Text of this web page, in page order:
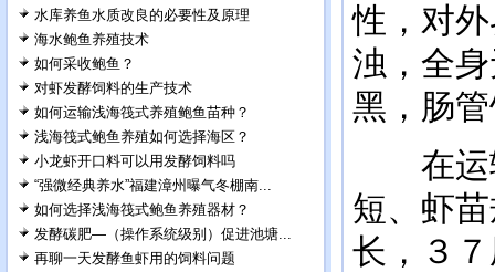
水库养鱼水质改良的必要性及原理
海水鲍鱼养殖技术
如何采收鲍鱼？
对虾发酵饲料的生产技术
如何运输浅海筏式养殖鲍鱼苗种？
浅海筏式鲍鱼养殖如何选择海区？
小龙虾开口料可以用发酵饲料吗
“强微经典养水”福建漳州曝气冬棚南...
如何选择浅海筏式鲍鱼养殖器材？
发酵碳肥—（操作系统级别）促进池塘...
再聊一天发酵鱼虾用的饲料问题
性，对
浊，全
黑，肠
在运输
短、虾
长，３